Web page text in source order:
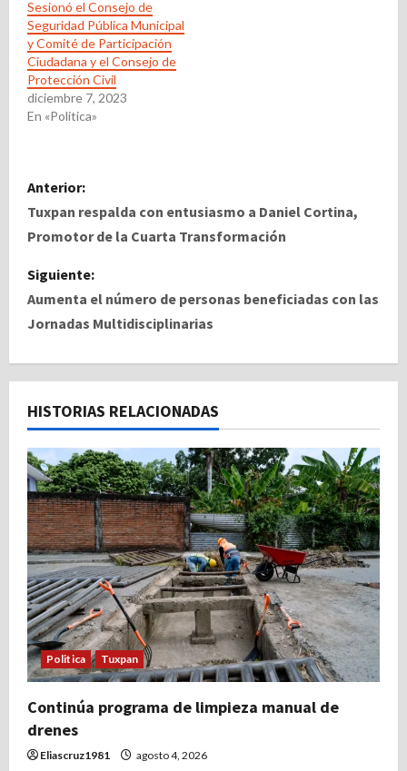
Sesionó el Consejo de
Seguridad Pública Municipal
y Comité de Participación
Ciudadana y el Consejo de
Protección Civil
diciembre 7, 2023
En «Politica»
N
a
e
g
a
c
i
ó
n
d
e
e
n
t
r
Anterior:
Tuxpan respalda con entusiasmo a Daniel Cortina,
Promotor de la Cuarta Transformación
Siguiente:
Aumenta el número de personas beneficiadas con las
Jornadas Multidisciplinarias
HISTORIAS RELACIONADAS
Politica Tuxpan
Continúa programa de limpieza manual de
drenes
Eliascruz1981 agosto 4, 2026